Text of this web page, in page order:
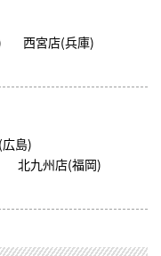
西宮店(兵庫)
島)
北九州店(福岡)